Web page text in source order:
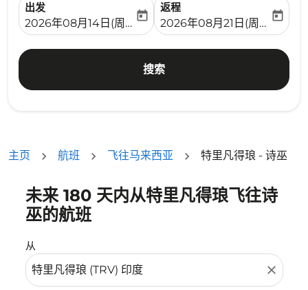
出发
fc-booking-departure-date-aria-label
2026年08月14日(周五)
today
返程
fc-booking-return-date-
2026年08月21日(周五)
today
搜索
主页 航班 飞往马来西亚 特里凡得琅 - 诗巫
未来 180 天内从特里凡得琅飞往诗
巫的航班
从
close
没有符合您的筛选条件的机票。请调整您的筛选条件。